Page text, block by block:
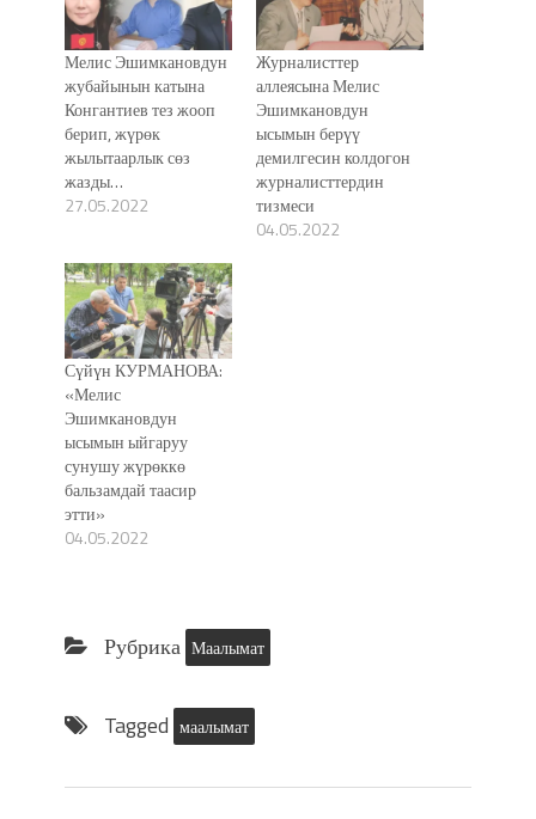
Мелис Эшимкановдун
жубайынын катына
Конгантиев тез жооп
берип, жүрөк
жылытаарлык сөз
жазды…
27.05.2022
Журналисттер
аллеясына Мелис
Эшимкановдун
ысымын берүү
демилгесин колдогон
журналисттердин
тизмеси
04.05.2022
Сүйүн КУРМАНОВА:
«Мелис
Эшимкановдун
ысымын ыйгаруу
сунушу жүрөккө
бальзамдай таасир
этти»
04.05.2022
Рубрика Маалымат
Tagged маалымат